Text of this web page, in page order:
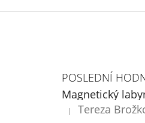
POSLEDNÍ
Magnetický
Hodnocení produktu je 5
| Tereza
MŮJ
ÚKOLŮ A
TÁTOVÉ
199 Kč